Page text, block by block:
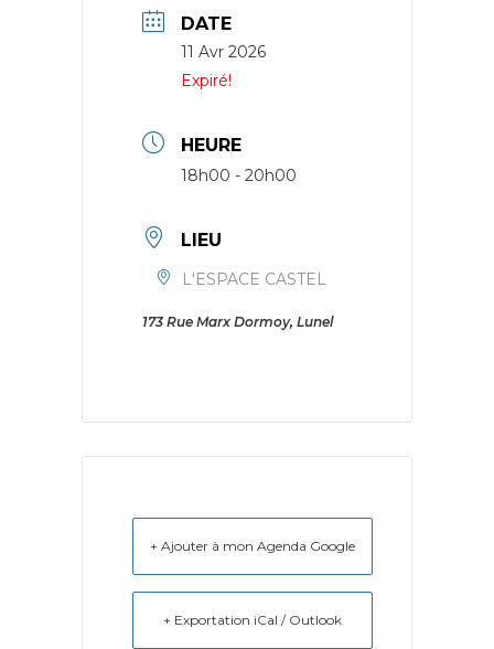
DATE
11 Avr 2026
Expiré!
HEURE
18h00 - 20h00
LIEU
L'ESPACE CASTEL
173 Rue Marx Dormoy, Lunel
+ Ajouter à mon Agenda Google
+ Exportation iCal / Outlook